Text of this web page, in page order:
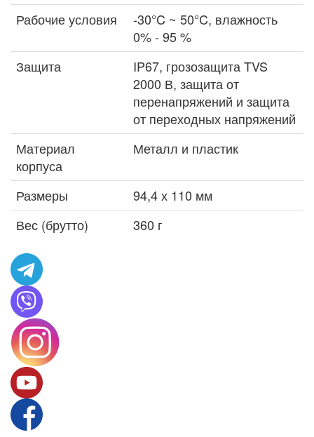
Рабочие условия
-30°C ~ 50°C, влажность
0% - 95 %
Защита
IP67, грозозащита TVS
2000 В, защита от
перенапряжений и защита
от переходных напряжений
Материал
корпуса
Металл и пластик
Размеры
94,4 х 110 мм
Вес (брутто)
360 г